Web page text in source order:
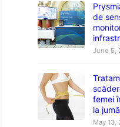
de
June 5,
femei
la
May 13,